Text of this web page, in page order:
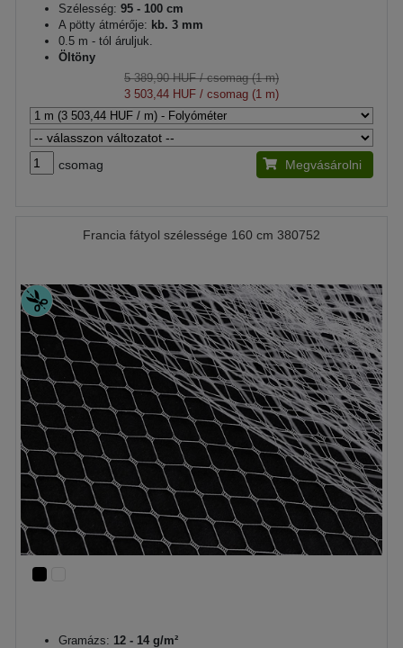
Szélesség: 95 - 100 cm
A pötty átmérője: kb. 3 mm
0.5 m - tól áruljuk.
Öltöny
5 389,90 HUF/ csomag (1 m)
3 503,44 HUF / csomag (1 m)
csomag Megvásárolni
Francia fátyol szélessége 160 cm 380752
Gramázs: 12 - 14 g/m²